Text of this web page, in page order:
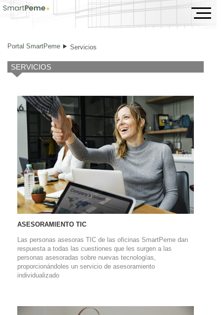
Servicios
Portal SmartPeme Servicios
SERVICIOS
ASESORAMIENTO TIC
Las personas asesoras TIC de las oficinas SmartPeme dan
respuesta a todas las cuestiones que les surgen a las
personas asesoradas sobre nuevas tecnologías,
proporcionándoles un servicio de asesoramiento
individualizado